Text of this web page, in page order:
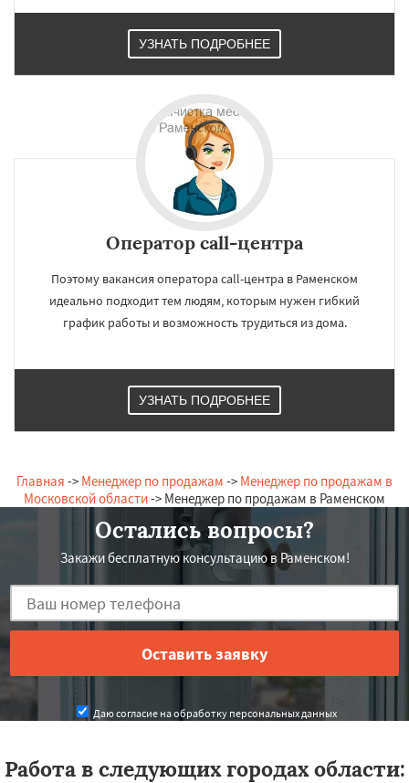
Ильинский Красково
Лесной Городок
УЗНАТЬ ПОДРОБНЕЕ
Оператор call-центра
Поэтому вакансия оператора call-центра в Раменском
идеально подходит тем людям, которым нужен гибкий
график работы и возможность трудиться из дома.
УЗНАТЬ ПОДРОБНЕЕ
Главная -> Менеджер по продажам -> Менеджер по продажам в
Московской области-> Менеджер по продажам в Раменском
Остались вопросы?
Закажи бесплатную консультацию в Раменском!
Даю согласие на обработку персональных данных
Работа в следующих городах области: